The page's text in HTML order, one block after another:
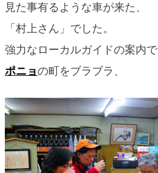
見た事有るような車が来た、
「村上さん」でした。
強力なローカルガイドの案内で
ポニョの町をブラブラ、